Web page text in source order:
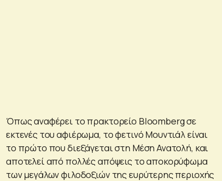
Όπως αναφέρει το πρακτορείο Bloomberg σε
εκτενές του αφιέρωμα, το φετινό Μουντιάλ είναι
το πρώτο που διεξάγεται στη Μέση Ανατολή, και
αποτελεί από πολλές απόψεις το αποκορύφωμα
των μεγάλων φιλοδοξιών της ευρύτερης περιοχής